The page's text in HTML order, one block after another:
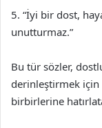
5. “İyi bir dost,
unutturmaz.”
Bu tür sözler,
derinleştirmek için
birbirlerine